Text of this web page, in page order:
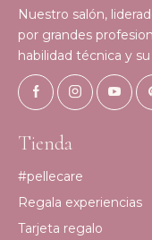
Nuestro salón,
por grandes
habilidad técnica y
Tienda
#pellecare
Regala experiencias
Tarjeta regalo